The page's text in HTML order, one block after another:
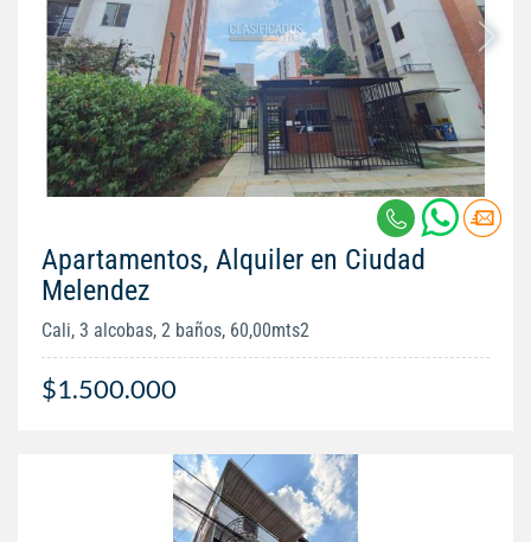
Apartamentos, Alquiler en Ciudad
Melendez
Cali, 3 alcobas, 2 baños, 60,00mts2
$1.500.000